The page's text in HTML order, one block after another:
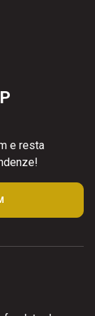
e resta